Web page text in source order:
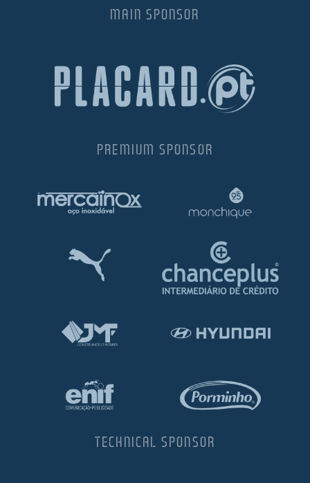
MAIN SPONSOR
PREMIUM SPONSOR
TECHNICAL SPONSOR